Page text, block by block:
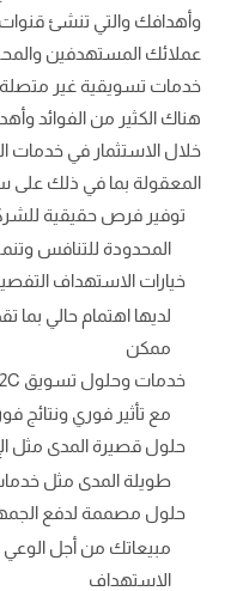
وأهدافك والتي تنشئ
عملائك المستهدفين
خدمات تسويقية غير متصلة
هناك الكثير من الفوائد
خلال الاستثمار في خدمات
المعقولة بما في ذلك على
توفير فرص حقيقية
المحدودة للتنافس
خيارات الاستهداف
لديها اهتمام حالي
ممكن
مع تأثير فوري ونتائج
حلول قصيرة المدى مثل
طويلة المدى مثل
حلول مصممة لدفع
مبيعاتك من أجل الوعي
الاستهداف